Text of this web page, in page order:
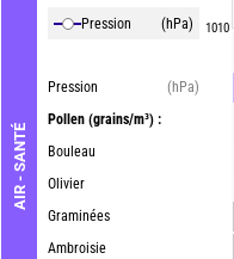
AIR - SANTÉ
Pression (hPa)
Pression
(hPa)
Pollen (grains/m³) :
Bouleau
Olivier
Graminées
Ambroisie
1010